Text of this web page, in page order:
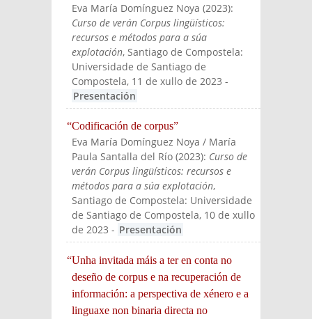
Eva María Domínguez Noya (2023):
Curso de verán Corpus lingüísticos:
recursos e métodos para a súa
explotación, Santiago de Compostela:
Universidade de Santiago de
Compostela, 11 de xullo de 2023 -
Presentación
“Codificación de corpus”
Eva María Domínguez Noya / María
Paula Santalla del Río (2023): Curso de
verán Corpus lingüísticos: recursos e
métodos para a súa explotación,
Santiago de Compostela: Universidade
de Santiago de Compostela, 10 de xullo
de 2023 - Presentación
“Unha invitada máis a ter en conta no
deseño de corpus e na recuperación de
información: a perspectiva de xénero e a
linguaxe non binaria directa no